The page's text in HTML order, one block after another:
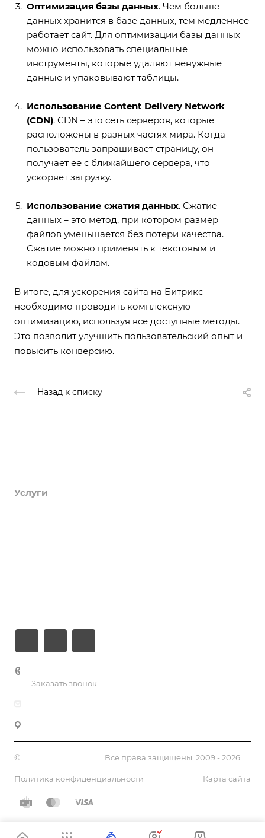
Оптимизация базы данных. Чем больше
данных хранится в базе данных, тем медленнее
работает сайт. Для оптимизации базы данных
можно использовать специальные
инструменты, которые удаляют ненужные
данные и упаковывают таблицы.
Использование Content Delivery Network
(CDN). CDN – это сеть серверов, которые
расположены в разных частях мира. Когда
пользователь запрашивает страницу, он
получает ее с ближайшего сервера, что
ускоряет загрузку.
Использование сжатия данных. Сжатие
данных – это метод, при котором размер
файлов уменьшается без потери качества.
Сжатие можно применять к текстовым и
кодовым файлам.
В итоге, для ускорения сайта на Битрикс
необходимо проводить комплексную
оптимизацию, используя все доступные методы.
Это позволит улучшить пользовательский опыт и
повысить конверсию.
Назад к списку
Услуги
Заказать звонок
© . Все права защищены. 2009 - 2026
Политика конфиденциальности Карта сайта